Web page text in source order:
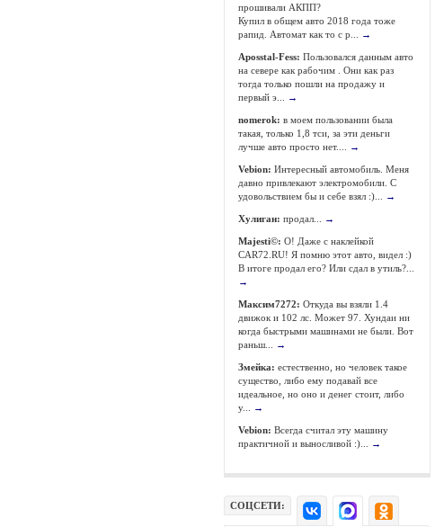
прошивали АКПП?
Купил в общем авто 2018 года тоже
рапид. Автомат как то с р...
→
Aposstal-Fess: Пользовался данным авто
на севере как рабочим . Они как раз
тогда только пошли на продажу и
первый э...
→
nomerok: в моем пользовании была
такая, только 1,8 тси, за эти деньги
лучше авто просто нет....
→
Vebion: Интересный автомобиль. Меня
давно привлекают электромобили. С
удовольствием бы и себе взял :)...
→
Хулиган: продал... →
Majesti©: О! Даже с наклейкой
CAR72.RU! Я помню этот авто, видел :)
В итоге продал его? Или сдал в утиль?...
→
Максим7272: Откуда вы взяли 1.4
движок и 102 лс. Может 97. Хундаи ни
когда быстрыми машинами не были. Вот
раньш...
→
Змейка: естественно, но человек такое
существо, либо ему подавай все
идеальное, но оно и денег стоит, либо
у...
→
Vebion: Всегда считал эту машину
практичной и выносливой :)...
→
СОЦСЕТИ: